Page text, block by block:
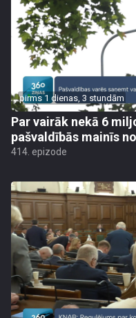
pirms 1 dienas, 3 stundām
Par vairāk nekā 6
pašvaldībās mainīs
414. epizode